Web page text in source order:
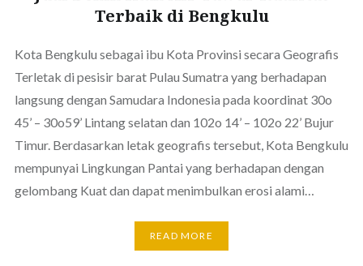
Terbaik di Bengkulu
Kota Bengkulu sebagai ibu Kota Provinsi secara Geografis
Terletak di pesisir barat Pulau Sumatra yang berhadapan
langsung dengan Samudara Indonesia pada koordinat 30o
45’ – 30o59’ Lintang selatan dan 102o 14’ – 102o 22’ Bujur
Timur. Berdasarkan letak geografis tersebut, Kota Bengkulu
mempunyai Lingkungan Pantai yang berhadapan dengan
gelombang Kuat dan dapat menimbulkan erosi alami…
READ MORE